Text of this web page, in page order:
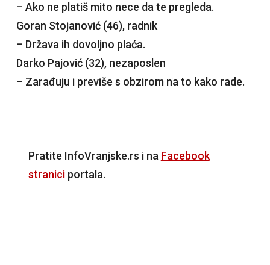
– Ako ne platiš mito nece da te pregleda.
Goran Stojanović (46), radnik
– Država ih dovoljno plaća.
Darko Pajović (32), nezaposlen
– Zarađuju i previše s obzirom na to kako rade.
Pratite InfoVranjske.rs i na Facebook
straniciportala.